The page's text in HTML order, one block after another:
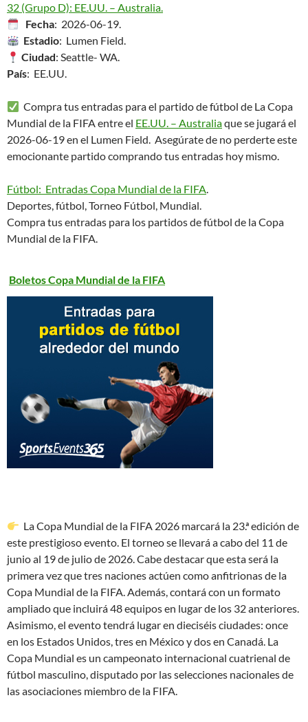
32 (Grupo D): EE.UU. – Australia.
Fecha: 2026-06-19.
Estadio: Lumen Field.
Ciudad: Seattle- WA.
País: EE.UU.
Compra tus entradas para el partido de fútbol de La Copa
Mundial de la FIFA entre el EE.UU. – Australiaque se jugará el
2026-06-19 en el Lumen Field. Asegúrate de no perderte este
emocionante partido comprando tus entradas hoy mismo.
Fútbol: Entradas Copa Mundial de la FIFA.
Deportes, fútbol, Torneo Fútbol, Mundial.
Compra tus entradas para los partidos de fútbol de la Copa
Mundial de la FIFA.
Boletos Copa Mundial de la FIFA
La Copa Mundial de la FIFA 2026 marcará la 23.ª edición de
este prestigioso evento. El torneo se llevará a cabo del 11 de
junio al 19 de julio de 2026. Cabe destacar que esta será la
primera vez que tres naciones actúen como anfitrionas de la
Copa Mundial de la FIFA. Además, contará con un formato
ampliado que incluirá 48 equipos en lugar de los 32 anteriores.
Asimismo, el evento tendrá lugar en dieciséis ciudades: once
en los Estados Unidos, tres en México y dos en Canadá. La
Copa Mundial es un campeonato internacional cuatrienal de
fútbol masculino, disputado por las selecciones nacionales de
las asociaciones miembro de la FIFA.